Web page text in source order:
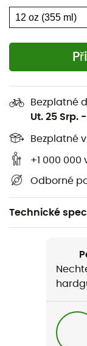
Bezplatné
Ut. 25 Srp. -
Bezplatné
+1 000
Odborné
Technické
Název produktu
Insulated Kid